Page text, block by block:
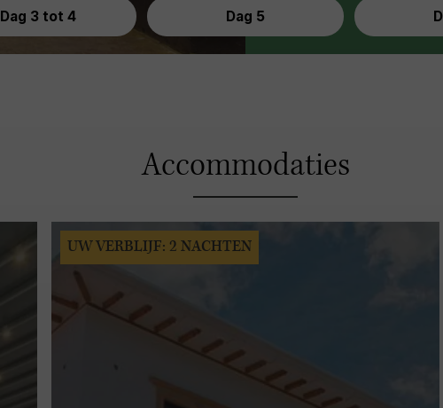
Dag 3 tot 4 Dag 5
Accommodaties
UW VERBLIJF: 2 NACHTEN